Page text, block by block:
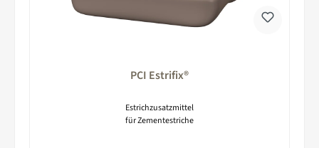
PCI Estrifix®
Estrichzusatzmittel
für Zementestriche